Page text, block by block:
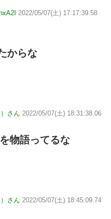
2022/05/07(土) 17:17:39.58
からな
さん 2022/05/07(土) 18:31:38.06
物語ってるな
さん 2022/05/07(土) 18:45:09.74